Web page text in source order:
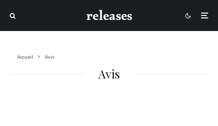
Accueil Avis
Avis